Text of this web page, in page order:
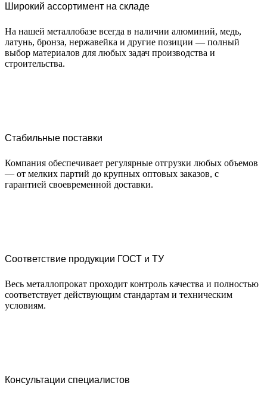
Широкий ассортимент на складе
На нашей металлобазе всегда в наличии алюминий, медь,
латунь, бронза, нержавейка и другие позиции — полный
выбор материалов для любых задач производства и
строительства.
Стабильные поставки
Компания обеспечивает регулярные отгрузки любых объемов
— от мелких партий до крупных оптовых заказов, с
гарантией своевременной доставки.
Соответствие продукции ГОСТ и ТУ
Весь металлопрокат проходит контроль качества и полностью
соответствует действующим стандартам и техническим
условиям.
Консультации специалистов